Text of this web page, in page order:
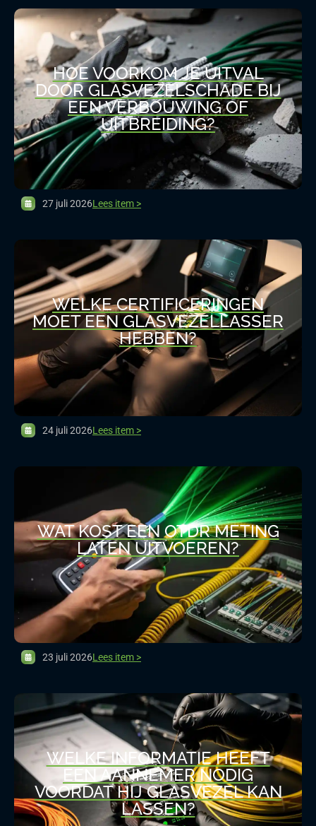
HOE VOORKOM JE UITVAL
DOOR GLASVEZELSCHADE BIJ
EEN VERBOUWING OF
UITBREIDING?
27 juli 2026Lees item >
WELKE CERTIFICERINGEN
MOET EEN GLASVEZELLASSER
HEBBEN?
24 juli 2026Lees item >
WAT KOST EEN OTDR METING
LATEN UITVOEREN?
23 juli 2026Lees item >
WELKE INFORMATIE HEEFT
EEN AANNEMER NODIG
VOORDAT HIJ GLASVEZEL KAN
LASSEN?